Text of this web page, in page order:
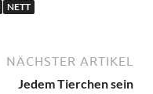
NETT
NÄCHSTER ARTIKEL
Jedem Tierchen sein